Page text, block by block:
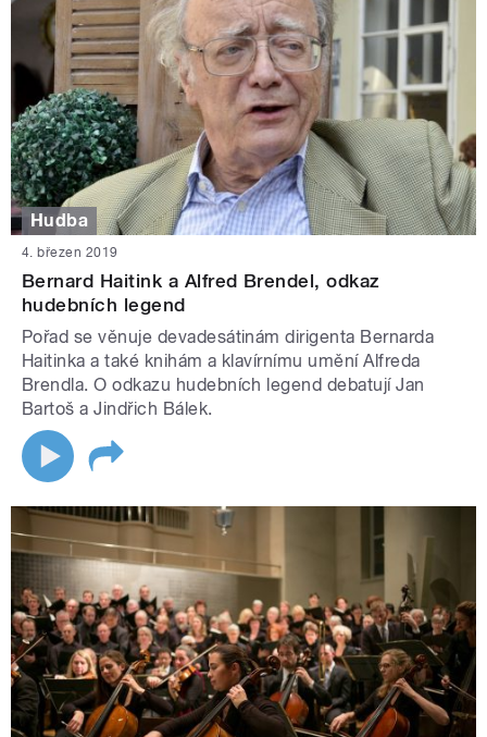
Hudba
4. březen 2019
Bernard Haitink a Alfred Brendel, odkaz
hudebních legend
Pořad se věnuje devadesátinám dirigenta Bernarda
Haitinka a také knihám a klavírnímu umění Alfreda
Brendla. O odkazu hudebních legend debatují Jan
Bartoš a Jindřich Bálek.